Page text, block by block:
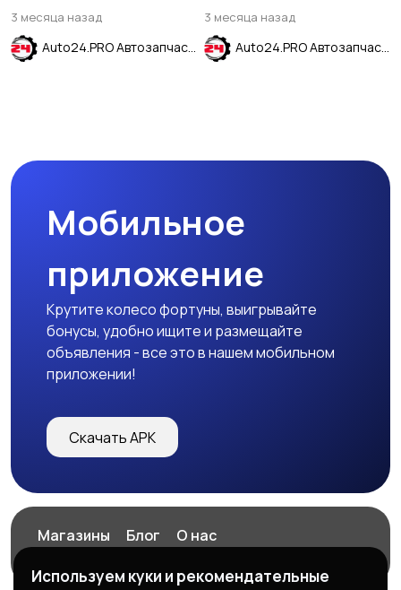
HYUNDAI SOLARIS 2011-
2017
3 месяца назад
Auto24.PRO Автозапчасти
FORD EXPLORER 2015-2019
3 месяца назад
Auto24.PRO Автозапчасти
Мобильное
приложение
Крутите колесо фортуны, выигрывайте
бонусы, удобно ищите и размещайте
объявления - все это в нашем мобильном
приложении!
Скачать APK
Магазины Блог
О нас
Используем куки и рекомендательные